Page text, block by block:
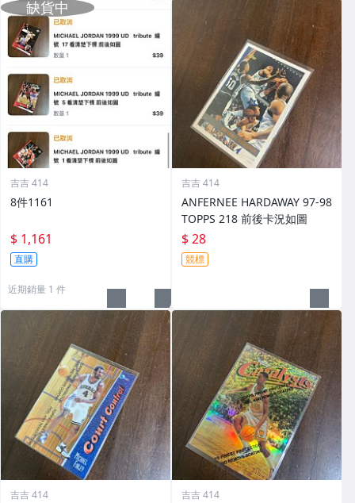
吉吉 414
8件1161
$ 1,161
直購
近期銷量 1 件
吉吉 414
ANFERNEE HARDAWAY 97-98
TOPPS 218 前後卡況如圖
$ 28
競標
吉吉 414 吉吉 414